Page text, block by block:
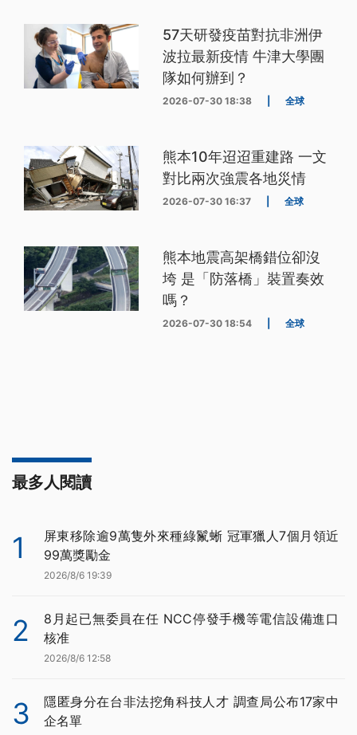
57天研發疫苗對抗非洲伊
波拉最新疫情 牛津大學團
隊如何辦到？
2026-07-30 18:38 全球
熊本10年迢迢重建路 一文
對比兩次強震各地災情
2026-07-30 16:37 全球
熊本地震高架橋錯位卻沒
垮 是「防落橋」裝置奏效
嗎？
2026-07-30 18:54 全球
最多人閱讀
1
屏東移除逾9萬隻外來種綠鬣蜥 冠軍獵人7個月領近
99萬獎勵金
2026/8/6 19:39
2
8月起已無委員在任 NCC停發手機等電信設備進口
核准
2026/8/6 12:58
3
隱匿身分在台非法挖角科技人才 調查局公布17家中
企名單